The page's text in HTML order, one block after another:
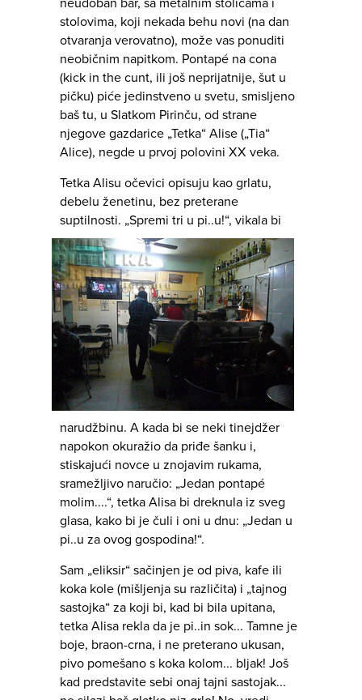
stolovima, koji nekada behu novi (na dan
otvaranja verovatno), može vas ponuditi
neobičnim napitkom. Pontapé na cona
(kick in the cunt, ili još neprijatnije, šut u
pičku) piće jedinstveno u svetu, smisljeno
baš tu, u Slatkom Pirinču, od strane
njegove gazdarice „Tetka“ Alise („Tia“
Alice), negde u prvoj polovini XX veka.
Tetka Alisu očevici opisuju kao grlatu,
debelu ženetinu, bez preterane
suptilnosti. „Spremi tri u pi..u!“, vikala bi
narudžbinu. A kada bi se neki tinejdžer
napokon okuražio da priđe šanku i,
stiskajući novce u znojavim rukama,
sramežljivo naručio: „Jedan pontapé
molim....“, tetka Alisa bi dreknula iz sveg
glasa, kako bi je čuli i oni u dnu: „Jedan u
pi..u za ovog gospodina!“.
Sam „eliksir“ sačinjen je od piva, kafe ili
koka kole (mišljenja su različita) i „tajnog
sastojka“ za koji bi, kad bi bila upitana,
tetka Alisa rekla da je pi..in sok... Tamne je
boje, braon-crna, i ne preterano ukusan,
pivo pomešano s koka kolom... bljak! Još
kad predstavite sebi onaj tajni sastojak...